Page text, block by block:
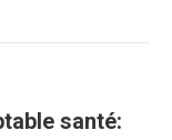
santé: